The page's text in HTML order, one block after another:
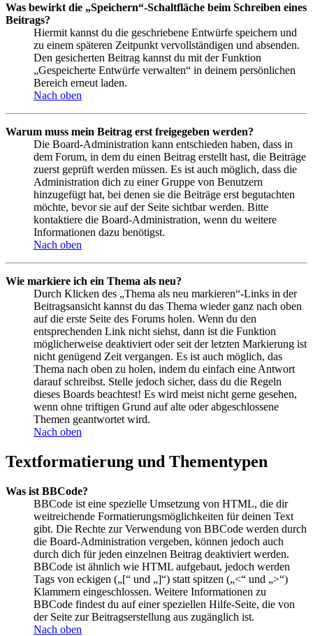
Was bewirkt die „Speichern“-Schaltfläche beim Schreiben eines
Beitrags?
Hiermit kannst du die geschriebene Entwürfe speichern und
zu einem späteren Zeitpunkt vervollständigen und absenden.
Den gesicherten Beitrag kannst du mit der Funktion
„Gespeicherte Entwürfe verwalten“ in deinem persönlichen
Bereich erneut laden.
Nach oben
Warum muss mein Beitrag erst freigegeben werden?
Die Board-Administration kann entschieden haben, dass in
dem Forum, in dem du einen Beitrag erstellt hast, die Beiträge
zuerst geprüft werden müssen. Es ist auch möglich, dass die
Administration dich zu einer Gruppe von Benutzern
hinzugefügt hat, bei denen sie die Beiträge erst begutachten
möchte, bevor sie auf der Seite sichtbar werden. Bitte
kontaktiere die Board-Administration, wenn du weitere
Informationen dazu benötigst.
Nach oben
Wie markiere ich ein Thema als neu?
Durch Klicken des „Thema als neu markieren“-Links in der
Beitragsansicht kannst du das Thema wieder ganz nach oben
auf die erste Seite des Forums holen. Wenn du den
entsprechenden Link nicht siehst, dann ist die Funktion
möglicherweise deaktiviert oder seit der letzten Markierung ist
nicht genügend Zeit vergangen. Es ist auch möglich, das
Thema nach oben zu holen, indem du einfach eine Antwort
darauf schreibst. Stelle jedoch sicher, dass du die Regeln
dieses Boards beachtest! Es wird meist nicht gerne gesehen,
wenn ohne triftigen Grund auf alte oder abgeschlossene
Themen geantwortet wird.
Nach oben
Textformatierung und Thementypen
Was ist BBCode?
BBCode ist eine spezielle Umsetzung von HTML, die dir
weitreichende Formatierungsmöglichkeiten für deinen Text
gibt. Die Rechte zur Verwendung von BBCode werden durch
die Board-Administration vergeben, können jedoch auch
durch dich für jeden einzelnen Beitrag deaktiviert werden.
BBCode ist ähnlich wie HTML aufgebaut, jedoch werden
Tags von eckigen („[“ und „]“) statt spitzen („<“ und „>“)
Klammern eingeschlossen. Weitere Informationen zu
BBCode findest du auf einer speziellen Hilfe-Seite, die von
der Seite zur Beitragserstellung aus zugänglich ist.
Nach oben